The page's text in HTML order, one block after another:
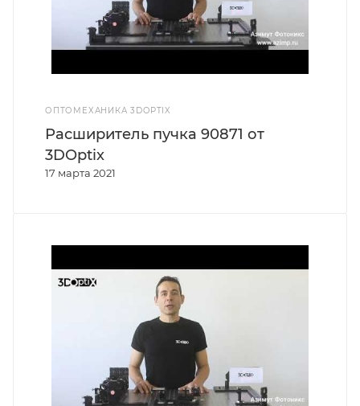
ОПТОМЕХАНИКА 3DOPTIX
17 марта 2021
Расширитель пучка 90871 от
3DOptix